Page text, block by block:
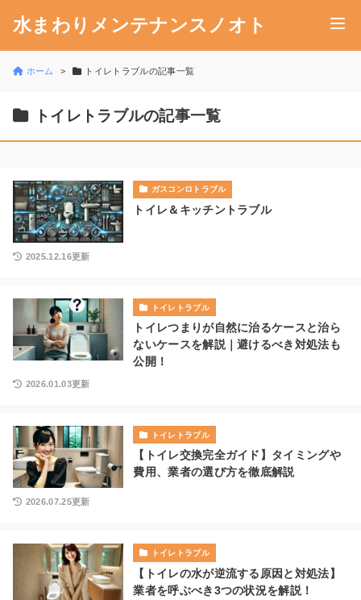
水まわりメンテナンスノオト
ホーム トイレトラブルの記事一覧
トイレトラブルの記事一覧
ガスコンロトラブル
トイレ＆キッチントラブル
2025.12.16更新
トイレトラブル
トイレつまりが自然に治るケースと治ら
ないケースを解説｜避けるべき対処法も
公開！
2026.01.03更新
トイレトラブル
【トイレ交換完全ガイド】タイミングや
費用、業者の選び方を徹底解説
2026.07.25更新
トイレトラブル
【トイレの水が逆流する原因と対処法】
業者を呼ぶべき3つの状況を解説！